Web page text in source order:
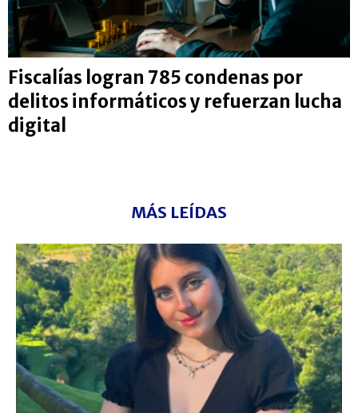
Fiscalías logran 785 condenas por
delitos informáticos y refuerzan lucha
digital
MÁS LEÍDAS